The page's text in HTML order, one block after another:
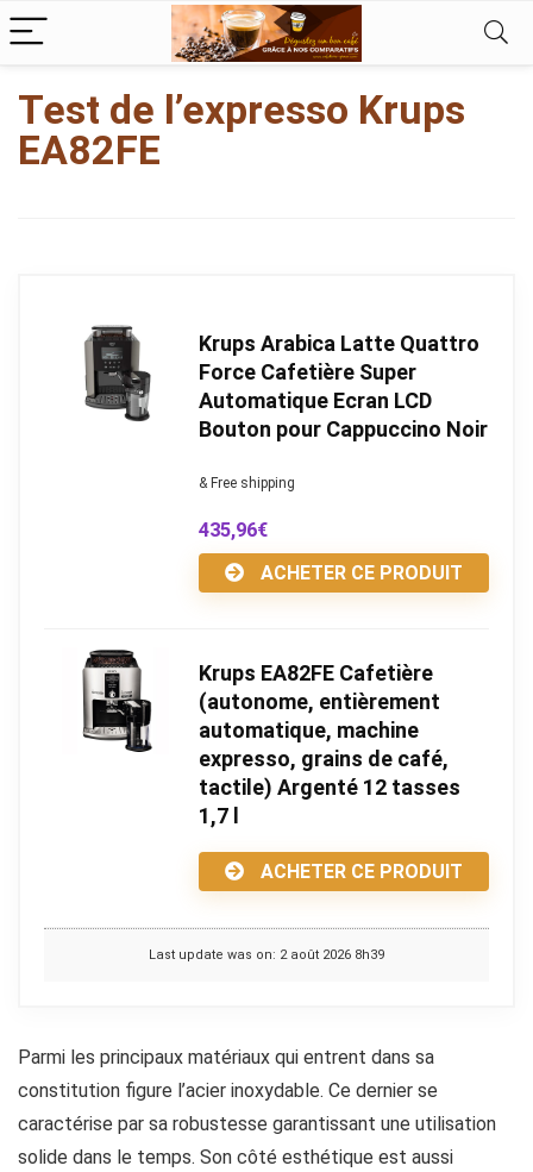
Test de l’expresso Krups
EA82FE
Krups Arabica Latte Quattro
Force Cafetière Super
Automatique Ecran LCD
Bouton pour Cappuccino Noir
& Free shipping
435,96€
ACHETER CE PRODUIT
Krups EA82FE Cafetière
(autonome, entièrement
automatique, machine
expresso, grains de café,
tactile) Argenté 12 tasses
1,7 l
ACHETER CE PRODUIT
Last update was on: 2 août 2026 8h39
Parmi les principaux matériaux qui entrent dans sa
constitution figure l’acier inoxydable. Ce dernier se
caractérise par sa robustesse garantissant une utilisation
solide dans le temps. Son côté esthétique est aussi